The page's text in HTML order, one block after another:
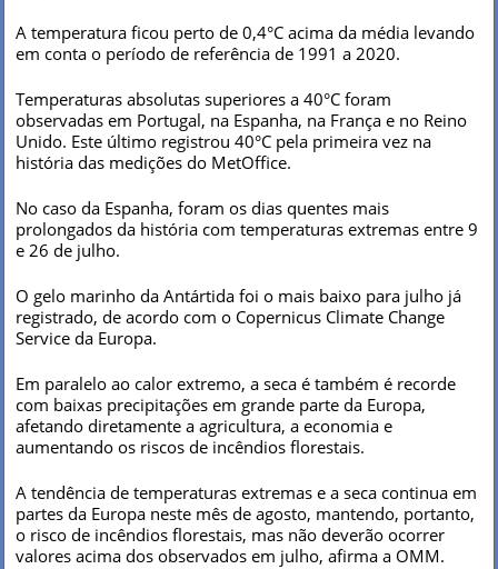
A temperatura ficou perto de 0,4°C acima da média levando
em conta o período de referência de 1991 a 2020.
Temperaturas absolutas superiores a 40°C foram
observadas em Portugal, na Espanha, na França e no Reino
Unido. Este último registrou 40°C pela primeira vez na
história das medições do MetOffice.
No caso da Espanha, foram os dias quentes mais
prolongados da história com temperaturas extremas entre 9
e 26 de julho.
O gelo marinho da Antártida foi o mais baixo para julho já
registrado, de acordo com o Copernicus Climate Change
Service da Europa.
Em paralelo ao calor extremo, a seca é também é recorde
com baixas precipitações em grande parte da Europa,
afetando diretamente a agricultura, a economia e
aumentando os riscos de incêndios florestais.
A tendência de temperaturas extremas e a seca continua em
partes da Europa neste mês de agosto, mantendo, portanto,
o risco de incêndios florestais, mas não deverão ocorrer
valores acima dos observados em julho, afirma a OMM.